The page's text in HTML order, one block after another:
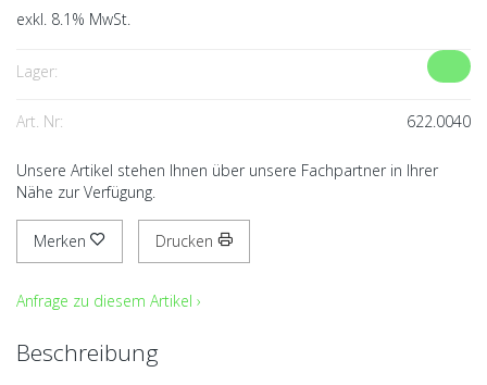
exkl. 8.1% MwSt.
Lager:
Art. Nr: 622.0040
Unsere Artikel stehen Ihnen über unsere Fachpartner in Ihrer
Nähe zur Verfügung.
Merken Drucken
Anfrage zu diesem Artikel ›
Beschreibung